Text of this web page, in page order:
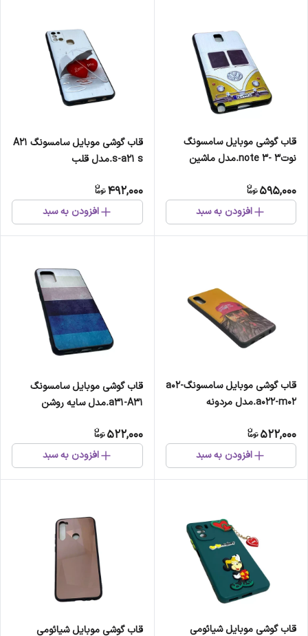
قاب گوشی موبایل سامسونگ
نوت3 -note 3.مدل ماشین
595,000
افزودن به سبد
قاب گوشی موبایل سامسونگ A21
s-a21 s.مدل قلب
492,000
افزودن به سبد
قاب گوشی موبایل سامسونگa02-
a022-m02.مدل مردونه
522,000
افزودن به سبد
قاب گوشی موبایل سامسونگ
a31-A31.مدل سایه روشن
522,000
افزودن به سبد
قاب گوشی موبایل شیائومی قاب گوشی موبایل شیائومی